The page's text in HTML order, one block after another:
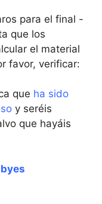
para el final -
que los
el material
favor, verificar:
que ha sido
y seréis
que hayáis
byes